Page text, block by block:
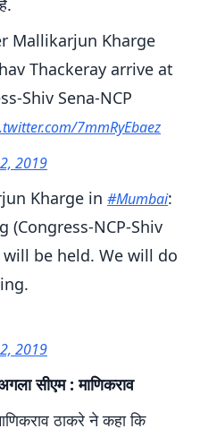
Mallikarjun Kharge
Thackeray arrive at
Shiv Sena-NCP
7mmRyEbaez
2019
Kharge in #Mumbai:
NCP-Shiv
be held. We will do
2019
सीएम : माणिकराव
ठाकरे ने कहा कि